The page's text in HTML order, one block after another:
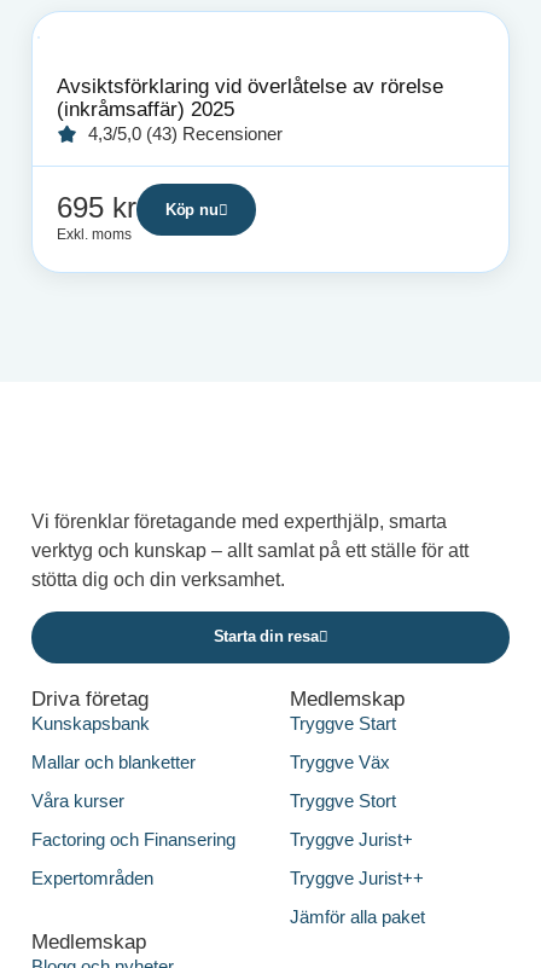
Avsiktsförklaring vid överlåtelse av rörelse
(inkråmsaffär) 2025
4,3/5,0 (43) Recensioner
695 kr
Exkl. moms
Köp nu
Vi förenklar företagande med experthjälp, smarta
verktyg och kunskap – allt samlat på ett ställe för att
stötta dig och din verksamhet.
Starta din resa
Driva företag
Kunskapsbank
Mallar och blanketter
Våra kurser
Factoring och Finansering
Expertområden
Medlemskap
Tryggve Start
Tryggve Väx
Tryggve Stort
Tryggve Jurist+
Tryggve Jurist++
Jämför alla paket
Medlemskap